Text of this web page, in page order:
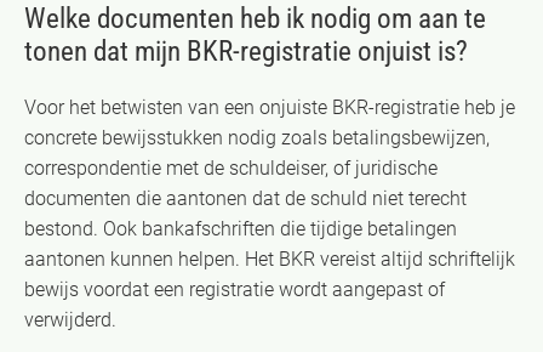
Welke documenten heb ik nodig om aan te
tonen dat mijn BKR-registratie onjuist is?
Voor het betwisten van een onjuiste BKR-registratie heb je
concrete bewijsstukken nodig zoals betalingsbewijzen,
correspondentie met de schuldeiser, of juridische
documenten die aantonen dat de schuld niet terecht
bestond. Ook bankafschriften die tijdige betalingen
aantonen kunnen helpen. Het BKR vereist altijd schriftelijk
bewijs voordat een registratie wordt aangepast of
verwijderd.